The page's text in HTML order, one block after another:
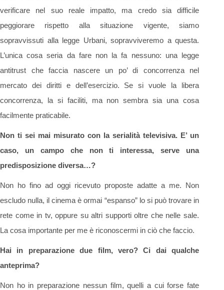
verificare nel suo reale impatto, ma credo sia difficile
peggiorare rispetto alla situazione vigente, siamo
sopravvissuti alla legge Urbani, sopravviveremo a questa.
L’unica cosa seria da fare non la fa nessuno: una legge
antitrust che faccia nascere un po’ di concorrenza nel
mercato dei diritti e dell’esercizio. Se si vuole la libera
concorrenza, la si faciliti, ma non sembra sia una cosa
facilmente praticabile.
Non ti sei mai misurato con la serialità televisiva. E’ un
caso, un campo che non ti interessa, serve una
predisposizione diversa…?
Non ho fino ad oggi ricevuto proposte adatte a me. Non
escludo nulla, il cinema è ormai “espanso” lo si può trovare in
rete come in tv, oppure su altri supporti oltre che nelle sale.
La cosa importante per me è riconoscermi in ciò che faccio.
Hai in preparazione due film, vero? Ci dai qualche
anteprima?
Non ho in preparazione nessun film, quelli a cui forse fate